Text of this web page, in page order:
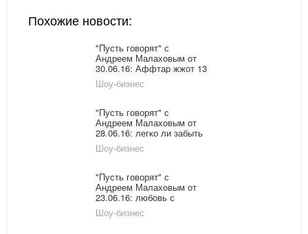
Похожие новости:
"Пусть говорят" с
Андреем Малаховым от
30.06.16: Аффтар жжот 13
Шоу-бизнес
"Пусть говорят" с
Андреем Малаховым от
28.06.16: легко ли забыть
детские обиды?
Шоу-бизнес
"Пусть говорят" с
Андреем Малаховым от
23.06.16: любовь с
ограниченными
возможностями
Шоу-бизнес